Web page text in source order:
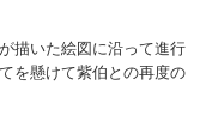
描いた絵図に沿って進行
を懸けて紫伯との再度の